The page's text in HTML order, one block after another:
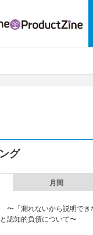
グ
月間
〜「測れないから説明でき
認知的負債について〜